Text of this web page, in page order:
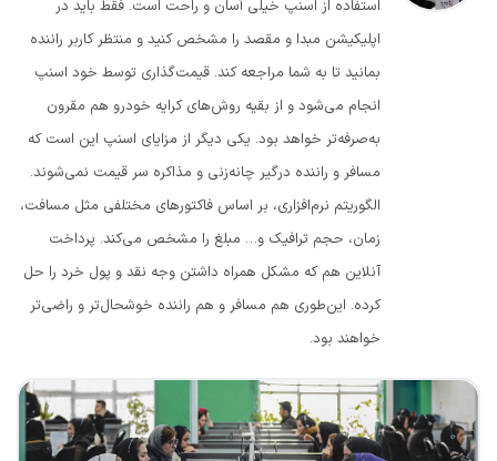
استفاده از اسنپ خیلی آسان و راحت است. فقط باید در
اپلیکیشن مبدا و مقصد را مشخص کنید و منتظر کاربر راننده
بمانید تا به شما مراجعه کند. قیمت‌گذاری توسط خود اسنپ
انجام می‌شود و از بقیه روش‌های کرایه خودرو هم مقرون
به‌صرفه‌تر خواهد بود. یکی دیگر از مزایای اسنپ این است که
مسافر و راننده درگیر چانه‌زنی و مذاکره سر قیمت نمی‌شوند.
الگوریتم نرم‌افزاری، بر اساس فاکتورهای مختلفی مثل مسافت،
زمان، حجم ترافیک و… مبلغ را مشخص می‌کند. پرداخت
آنلاین هم که مشکل همراه داشتن وجه نقد و پول خرد را حل
کرده. این‌طوری هم مسافر و هم راننده خوشحال‌تر و راضی‌تر
خواهند بود.